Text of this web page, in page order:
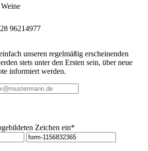
96214977
unseren regelmäßig erscheinenden
stets unter den Ersten sein, über neue
informiert werden.
Zeichen ein*